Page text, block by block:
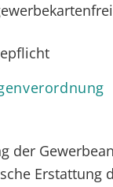
der
Erstattung